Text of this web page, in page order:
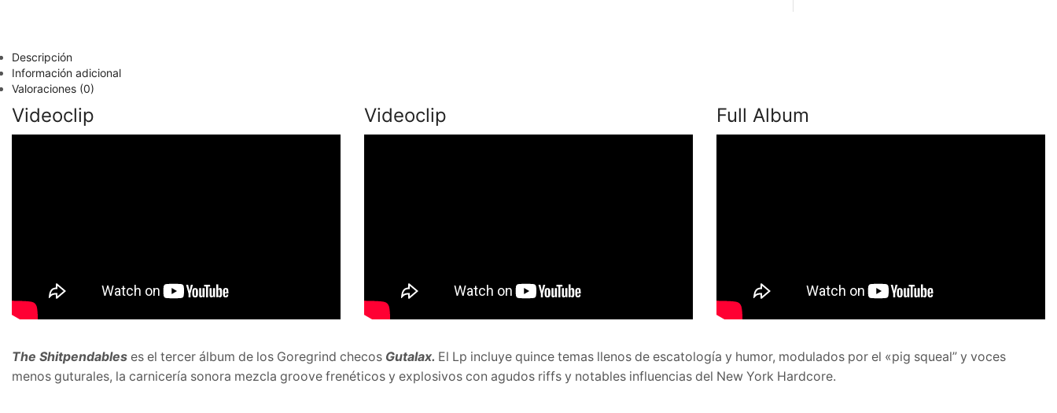
Descripción
Información adicional
Valoraciones (0)
Videoclip Videoclip Full Album
The Shitpendables es el tercer álbum de los Goregrind checos Gutalax. El Lp incluye quince temas llenos de escatología y humor, modulados por el «pig squeal” y voces
menos guturales, la carnicería sonora mezcla groove frenéticos y explosivos con agudos riffs y notables influencias del New York Hardcore.